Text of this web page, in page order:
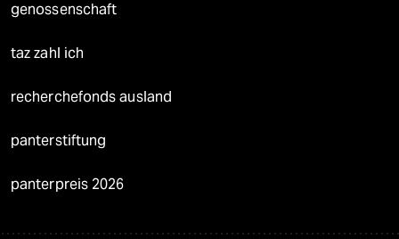
genossenschaft
taz zahl ich
recherchefonds ausland
panterstiftung
panterpreis 2026